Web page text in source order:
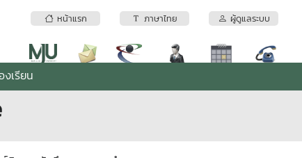
หน้าแรก ภาษาไทย ผู้ดูแลระบบ
เรียน